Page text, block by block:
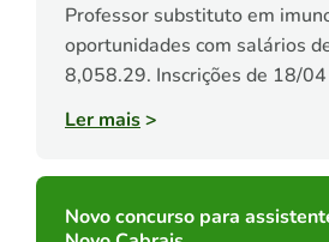
Professor substituto em
oportunidades com salários
8,058.29. Inscrições de 18/
Ler mais>
Novo concurso para